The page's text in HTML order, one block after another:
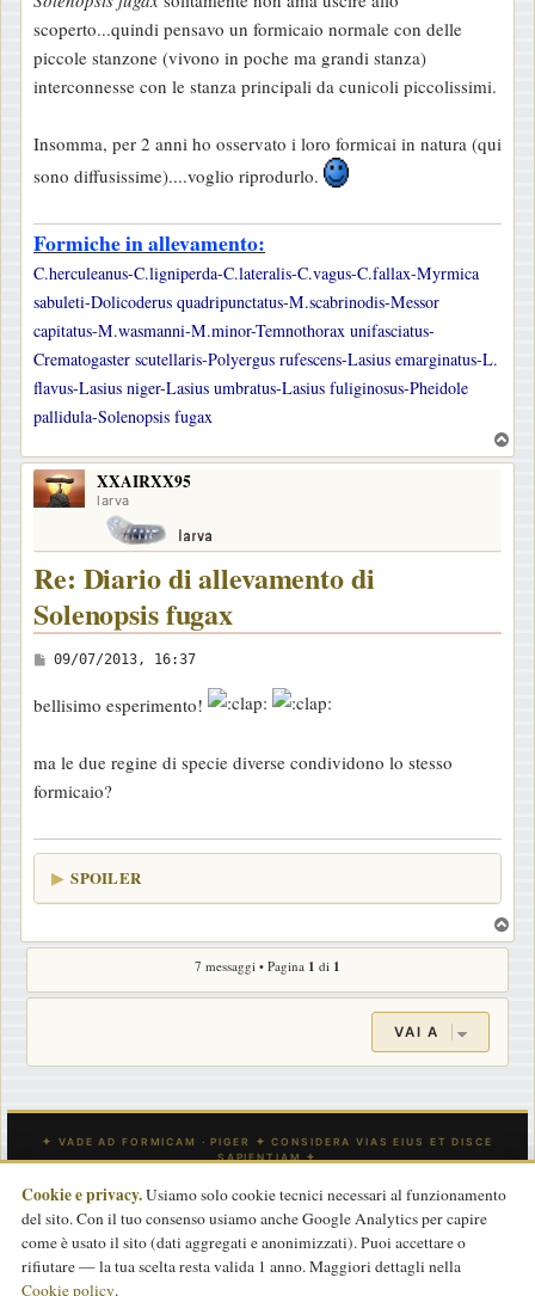
scoperto...quindi pensavo un formicaio normale con delle
piccole stanzone (vivono in poche ma grandi stanza)
interconnesse con le stanza principali da cunicoli piccolissimi.
Insomma, per 2 anni ho osservato i loro formicai in natura (qui
sono diffusissime)....voglio riprodurlo.
Formiche in allevamento:
C.herculeanus-C.ligniperda-C.lateralis-C.vagus-C.fallax-Myrmica
sabuleti-Dolicoderus quadripunctatus-M.scabrinodis-Messor
capitatus-M.wasmanni-M.minor-Temnothorax unifasciatus-
Crematogaster scutellaris-Polyergus rufescens-Lasius emarginatus-L.
flavus-Lasius niger-Lasius umbratus-Lasius fuliginosus-Pheidole
pallidula-Solenopsis fugax
o
XXAIRXX95
larva
Re: Diario di allevamento di
Solenopsis fugax
M
s
a
g
i
o
09/07/2013, 16:37
bellisimo esperimento!
ma le due regine di specie diverse condividono lo stesso
formicaio?
SPOILER
o
7 messaggi • Pagina 1 di 1
VAI A
INDICE Tutti gli orari sonoUTC
CONTATTACI
Powered byphpBB® Forum Software © phpBB Limited
Cookie e privacy.Usiamo solo cookie tecnici necessari al funzionamento
del sito. Con il tuo consenso usiamo anche Google Analytics per capire
come è usato il sito (dati aggregati e anonimizzati). Puoi accettare o
rifiutare — la tua scelta resta valida 1 anno. Maggiori dettagli nella
Cookie policy.